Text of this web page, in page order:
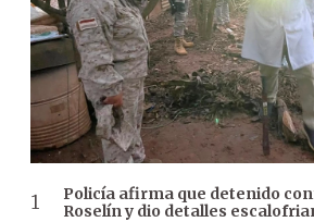
Policía afirma que detenido
Roselín y dio detalles